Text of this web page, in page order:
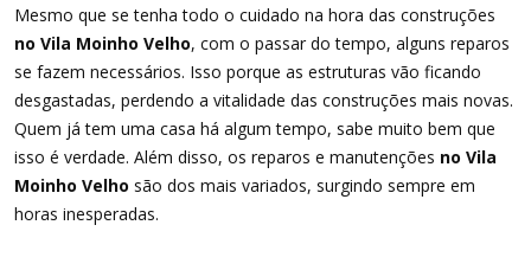
Mesmo que se tenha todo o cuidado na hora das construções
no Vila Moinho Velho, com o passar do tempo, alguns reparos
se fazem necessários. Isso porque as estruturas vão ficando
desgastadas, perdendo a vitalidade das construções mais novas.
Quem já tem uma casa há algum tempo, sabe muito bem que
isso é verdade. Além disso, os reparos e manutenções no Vila
Moinho Velho são dos mais variados, surgindo sempre em
horas inesperadas.